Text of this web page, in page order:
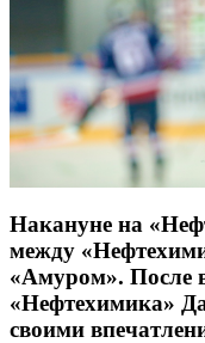
Накануне на
между
«Амуром». После
«Нефтехимика»
своими